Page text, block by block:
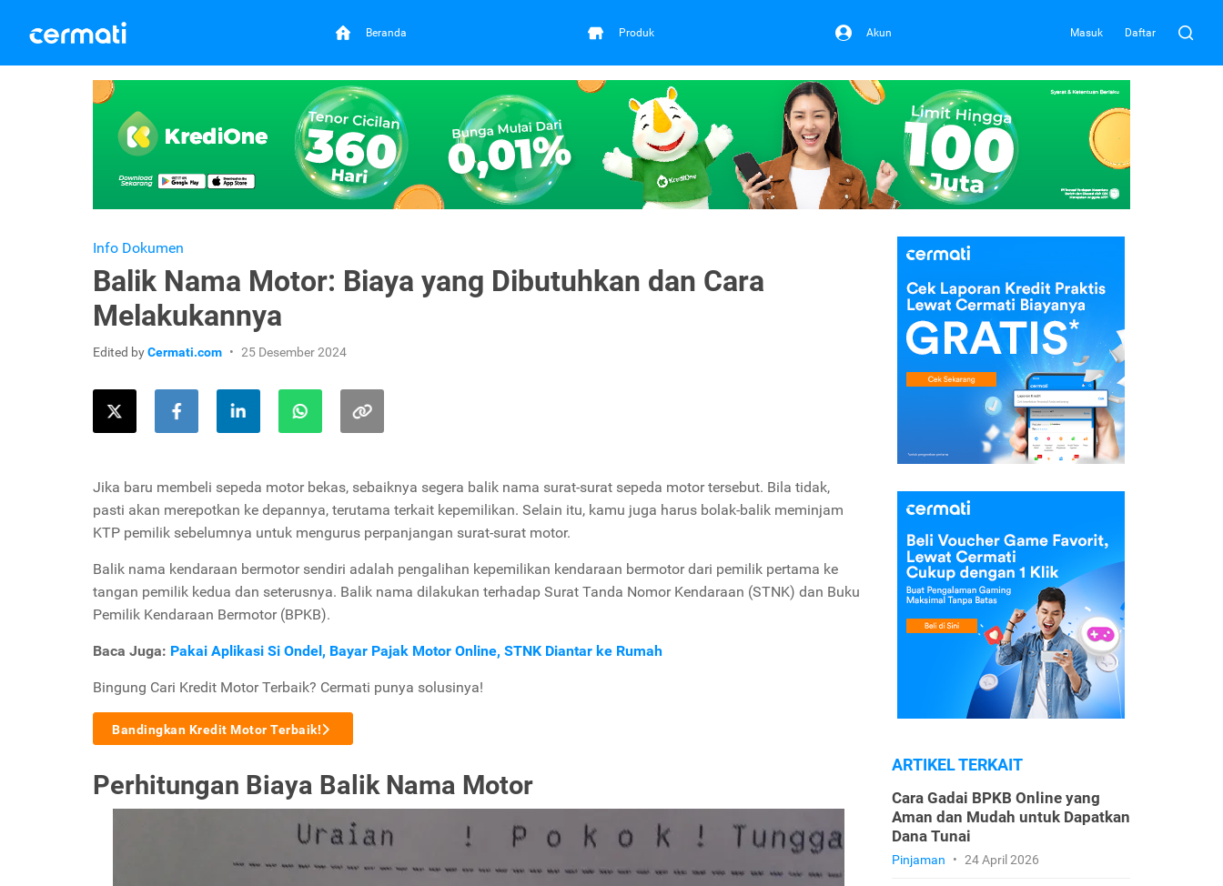
Beranda Produk Akun Masuk Daftar
Info Dokumen
Balik Nama Motor: Biaya yang Dibutuhkan dan Cara
Melakukannya
Edited byCermati.com 25 Desember 2024
Jika baru membeli sepeda motor bekas, sebaiknya segera balik nama surat-surat sepeda motor tersebut. Bila tidak,
pasti akan merepotkan ke depannya, terutama terkait kepemilikan. Selain itu, kamu juga harus bolak-balik meminjam
KTP pemilik sebelumnya untuk mengurus perpanjangan surat-surat motor.
Balik nama kendaraan bermotor sendiri adalah pengalihan kepemilikan kendaraan bermotor dari pemilik pertama ke
tangan pemilik kedua dan seterusnya. Balik nama dilakukan terhadap Surat Tanda Nomor Kendaraan (STNK) dan Buku
Pemilik Kendaraan Bermotor (BPKB).
Baca Juga: Pakai Aplikasi Si Ondel, Bayar Pajak Motor Online, STNK Diantar ke Rumah
Bingung Cari Kredit Motor Terbaik? Cermati punya solusinya!
Bandingkan Kredit Motor Terbaik!
Perhitungan Biaya Balik Nama Motor
ARTIKEL TERKAIT
Cara Gadai BPKB Online yang
Aman dan Mudah untuk Dapatkan
Dana Tunai
Pinjaman • 24 April 2026